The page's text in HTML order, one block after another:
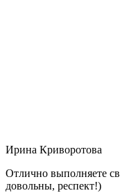
Ирина Криворотова
Отлично выполняете
довольны, респект!)